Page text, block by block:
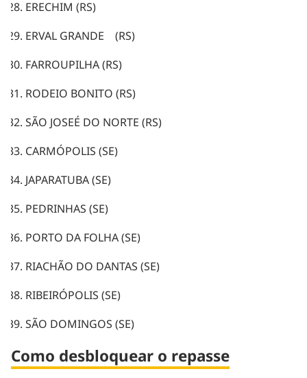
ERECHIM (RS)
ERVAL GRANDE (RS)
FARROUPILHA (RS)
RODEIO BONITO (RS)
SÃO JOSEÉ DO NORTE (RS)
CARMÓPOLIS (SE)
JAPARATUBA (SE)
PEDRINHAS (SE)
PORTO DA FOLHA (SE)
RIACHÃO DO DANTAS (SE)
RIBEIRÓPOLIS (SE)
SÃO DOMINGOS (SE)
Como desbloquear o repasse